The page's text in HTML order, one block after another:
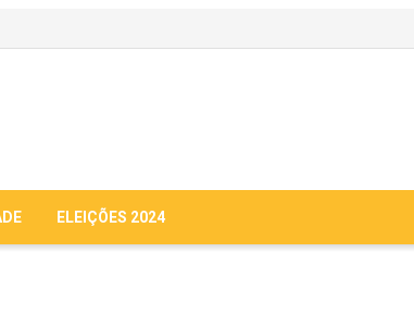
ELEIÇÕES 2024